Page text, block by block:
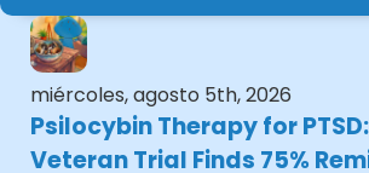
miércoles, agosto 5th, 2026
Psilocybin Therapy for
Veteran Trial Finds 75%